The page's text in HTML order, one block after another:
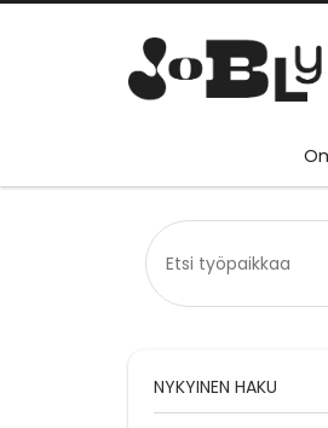
NYKYINEN HAKU